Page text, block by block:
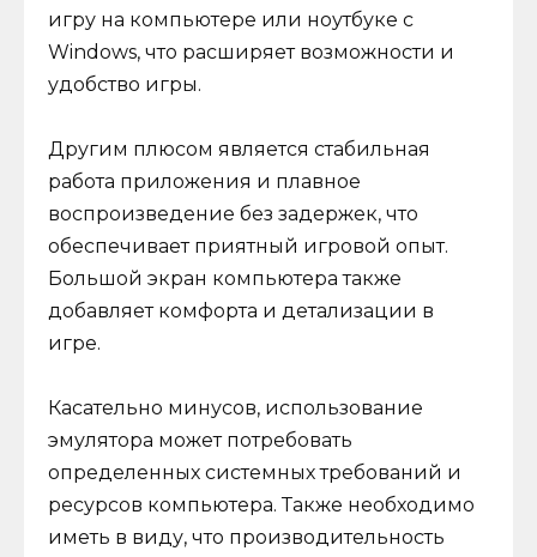
игру на компьютере или ноутбуке с
Windows, что расширяет возможности и
удобство игры.
Другим плюсом является стабильная
работа приложения и плавное
воспроизведение без задержек, что
обеспечивает приятный игровой опыт.
Большой экран компьютера также
добавляет комфорта и детализации в
игре.
Касательно минусов, использование
эмулятора может потребовать
определенных системных требований и
ресурсов компьютера. Также необходимо
иметь в виду, что производительность